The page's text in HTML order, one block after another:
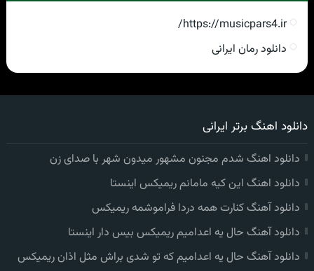
https://musicpars4.ir/
دانلود رمان ایرانی
دانلود اهنگ برتر ایرانی
دانلود اهنگ شدم مجنون مشهور میدون شهر با صدای زن
دانلود اهنگ این کیه مامانم ریمیکس اینستا
دانلود آهنگ کنارت همه دردا فراموشمه ریمیکس
دانلود آهنگ حال یه اعدامیم ریمیکس بیس دار اینستا
دانلود آهنگ حال یه اعدامیم که تو شدی براش مثل اذان ریمیکس